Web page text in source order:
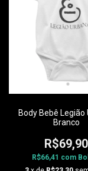
Body Bebê Legião
Branco
R$69,90
R$66,41 com